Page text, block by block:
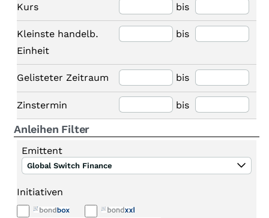
Kurs bis
Kleinste handelb.
Einheit
bis
Gelisteter Zeitraum bis
Zinstermin bis
Anleihen Filter
Emittent
Global Switch Finance
Initiativen